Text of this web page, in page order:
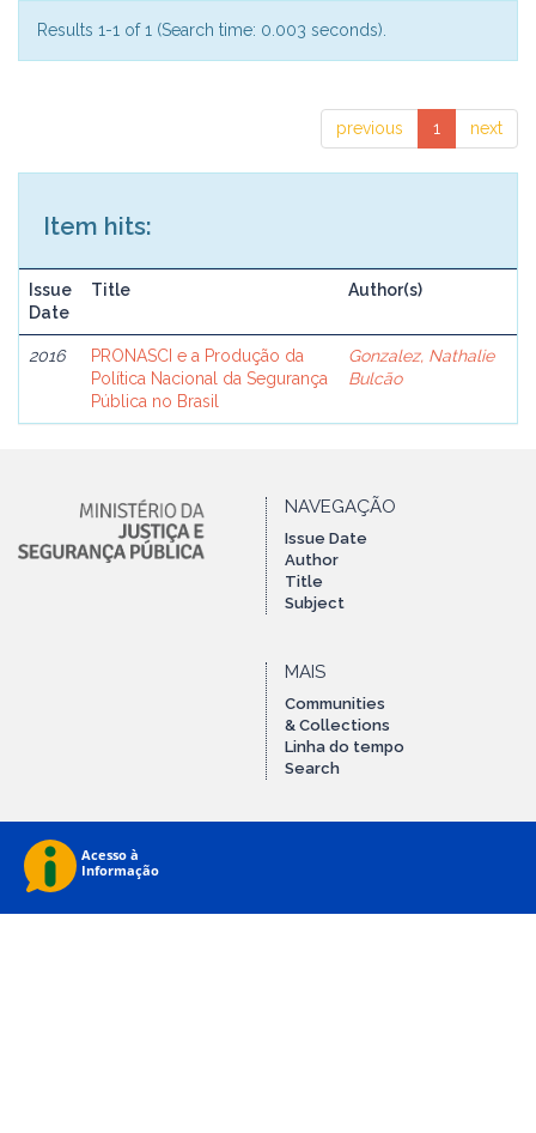
Results 1-1 of 1 (Search time: 0.003 seconds).
previous 1 next
Item hits:
Issue
Date
Title Author(s)
2016
PRONASCI e a Produção da
Política Nacional da Segurança
Pública no Brasil
Gonzalez, Nathalie
Bulcão
NAVEGAÇÃO
Issue Date
Author
Title
Subject
MAIS
Communities
& Collections
Linha do tempo
Search